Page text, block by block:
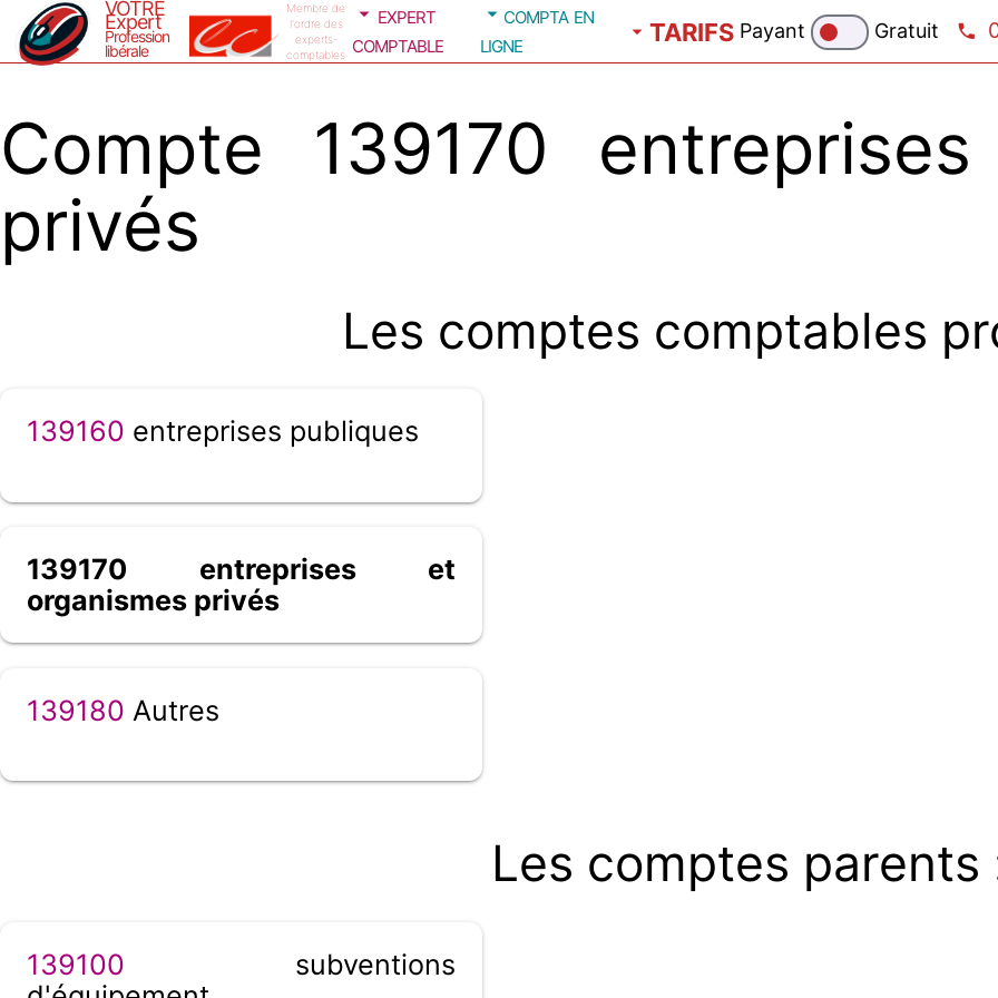
VOTRE
Expert
Profession
libérale
Membre de
l'ordre des
experts-
comptables
expert
comptable
compta en
ligne
TARIFS Payant Gratuit
Compte 139170
privés
Les comptes comptables
139160 entreprises publiques
139170 entreprises et
organismes privés
139180 Autres
Les comptes parents
139100 subventions